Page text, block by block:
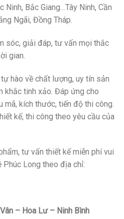
Ninh, Bắc Giang…Tây Ninh, Cần
Ngãi, Đồng Tháp.
sóc, giải đáp, tư vấn mọi thắc
gian.
hào về chất lượng, uy tín sản
khắc tinh xảo. Đáp ứng cho
mã, kích thước, tiến độ thi công.
kế, thi công theo yêu cầu của
tư vấn thiết kế miễn phí vui
Phúc Long theo địa chỉ:
– Hoa Lư – Ninh Bình